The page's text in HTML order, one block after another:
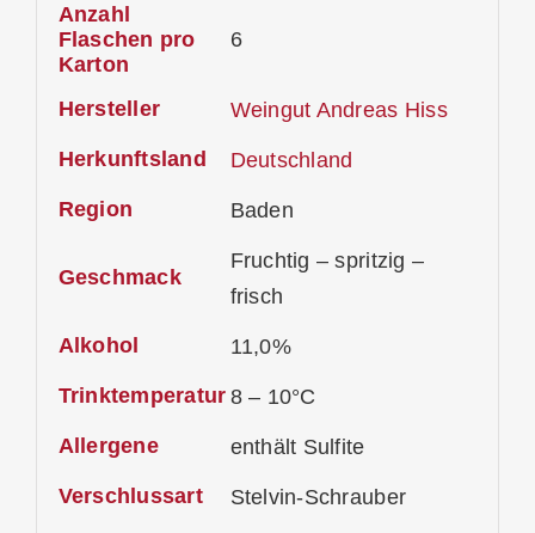
Anzahl
Flaschen pro
Karton
6
Hersteller Weingut Andreas Hiss
Herkunftsland Deutschland
Region Baden
Geschmack
Fruchtig – spritzig –
frisch
Alkohol 11,0%
Trinktemperatur 8 – 10°C
Allergene enthält Sulfite
Verschlussart Stelvin-Schrauber